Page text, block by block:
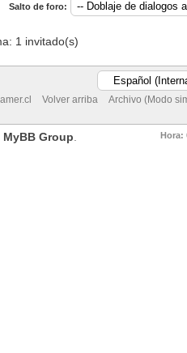
Salto de foro:
1 invitado(s)
Volver arriba
Archivo (Modo
Hora:
MyBB Group.